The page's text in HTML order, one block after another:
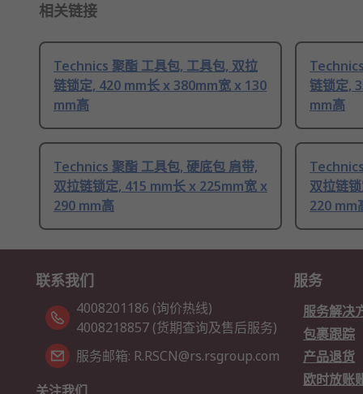
相关链接
Technics 聚酯 工具包, 工具包, 双拉
链锁定, 420 mm长 x 380mm宽 x 130
mm高
链锁定,
mm高
Technics 聚酯 工具包, 硬底包 肩带,
双拉链锁定, 415 mm长 x 225mm宽 x
290 mm高
双拉链
220 mm
联系我们
4008201186 (询价热线)
4008218857 (货期查询及售后服务)
服务邮箱: R.RSCN@rs.rsgroup.com
服务
服务解决
包裹跟踪
产品退货
欧时放账